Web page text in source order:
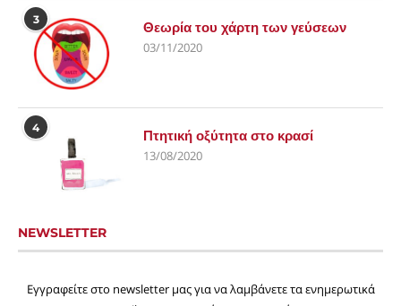
3 Θεωρία του χάρτη των γεύσεων
03/11/2020
4 Πτητική οξύτητα στο κρασί
13/08/2020
NEWSLETTER
Εγγραφείτε στο newsletter μας για να λαμβάνετε τα ενημερωτικά